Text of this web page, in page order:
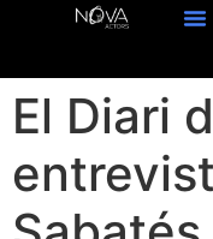
El Diari